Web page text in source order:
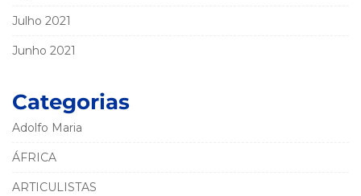
Julho 2021
Junho 2021
Categorias
Adolfo Maria
ÁFRICA
ARTICULISTAS